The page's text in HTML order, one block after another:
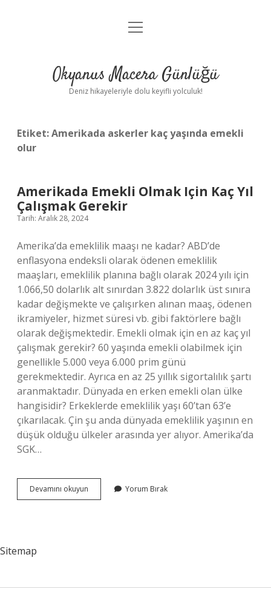
Anasayfa
Yasal Uyarı
menüyü
Okyanus Macera Günlüğü
Deniz hikayeleriyle dolu keyifli yolculuk!
Etiket:Amerikada askerler kaç yaşında emekli
olur
Amerikada Emekli Olmak Için Kaç Yıl
Çalışmak Gerekir
Tarih: Aralık 28, 2024
Amerika’da emeklilik maaşı ne kadar? ABD’de
enflasyona endeksli olarak ödenen emeklilik
maaşları, emeklilik planına bağlı olarak 2024 yılı için
1.066,50 dolarlık alt sınırdan 3.822 dolarlık üst sınıra
kadar değişmekte ve çalışırken alınan maaş, ödenen
ikramiyeler, hizmet süresi vb. gibi faktörlere bağlı
olarak değişmektedir. Emekli olmak için en az kaç yıl
çalışmak gerekir? 60 yaşında emekli olabilmek için
genellikle 5.000 veya 6.000 prim günü
gerekmektedir. Ayrıca en az 25 yıllık sigortalılık şartı
aranmaktadır. Dünyada en erken emekli olan ülke
hangisidir? Erkeklerde emeklilik yaşı 60’tan 63’e
çıkarılacak. Çin şu anda dünyada emeklilik yaşının en
düşük olduğu ülkeler arasında yer alıyor. Amerika’da
SGK…
Devamını okuyun Amerikada
Emekli
Yorum Bırak
Sitemap